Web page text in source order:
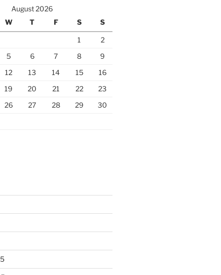
August 2026
W T F S S
1
2
5 6 7 8
9
12 13 14 15
16
19 20 21 22
23
26 27 28 29
30